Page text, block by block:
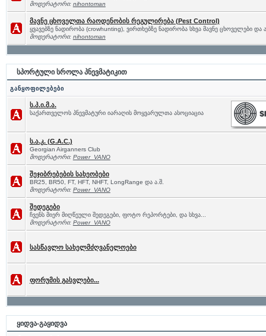
მოდერატორი: nihontoman
მავნე ცხოველთა რაოდენობის რეგულირება (Pest Control)
ყვავებზე ნადირობა (crowhunting), ვირთხებზე ნადირობა სხვა მავნე ცხოველები და
მოდერატორი: nihontoman
სპორტული სროლა პნევმატიკით
განყოფილებები
ს.პ.ი.მ.ა.
საქართველოს პნევმატური იარაღის მოყვარულთა ასოციაცია
ს.ა.კ. (G.A.C.)
Georgian Airganners Club
მოდერატორი: Power_VANO
შეჯიბრებების სახეობები
BR25, BR50, FT, HFT, NHFT, LongRange და ა.შ.
მოდერატორი: Power_VANO
შედეგები
ჩვენს მიერ მიღწეული შედეგები, ფოტო რეპორტები, და სხვა...
მოდერატორი: Power_VANO
სასწავლო სახელმძღვანელოები
ფორუმის გასვლები...
ყიდვა-გაყიდვა